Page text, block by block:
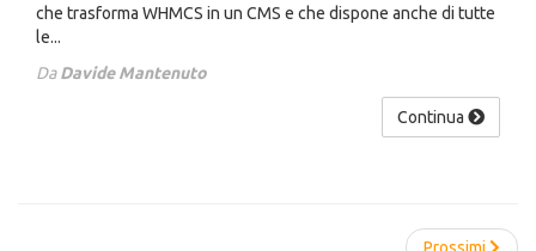
che trasforma WHMCS in un CMS e che dispone anche di tutte
le...
DaDavide Mantenuto
Continua
Prossimi